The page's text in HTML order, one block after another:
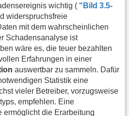
wichtig ( "Bild 3.5-
widerspruchsfreie
mit dem wahrscheinlichen
Schadensanalyse ist
wäre es, die teuer bezahlten
Erfahrungen in einer
auswertbar zu sammeln. Dafür
Statistik eine
vieler Betreiber, vorzugsweise
empfehlen. Eine
ermöglicht die Erarbeitung